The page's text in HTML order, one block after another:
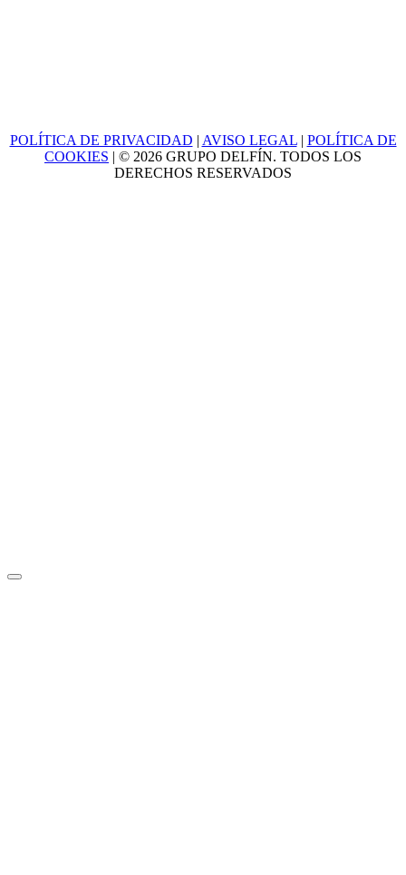
POLÍTICA DE PRIVACIDAD | AVISO LEGAL| POLÍTICA DE
COOKIES | © 2026 GRUPO DELFÍN. TODOS LOS
DERECHOS RESERVADOS